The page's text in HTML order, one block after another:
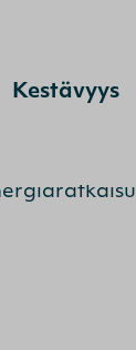
Kestävyys